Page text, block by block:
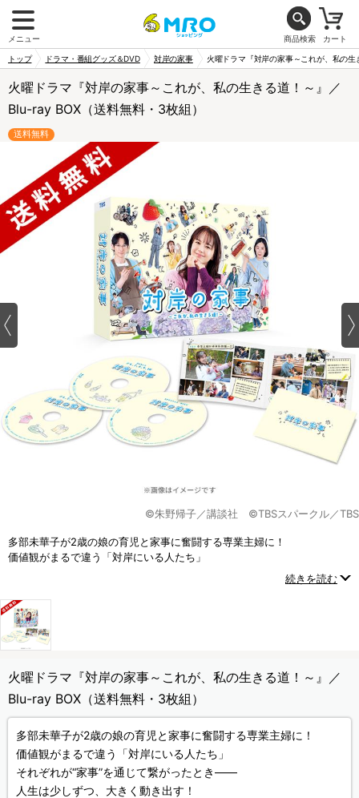
メニュー 商品検索 カート
トップ ドラマ・番組グッズ＆DVD 対岸の家事 火曜ドラマ『対岸の家事～これが、私の
火曜ドラマ『対岸の家事～これが、私の生きる道！～』／
Blu-ray BOX（送料無料・3枚組）
送料無料
©朱野帰子／講談社 ©TBSスパークル／TBS
多部未華子が2歳の娘の育児と家事に奮闘する専業主婦に！
価値観がまるで違う「対岸にいる人たち」
続きを読む
火曜ドラマ『対岸の家事～これが、私の生きる道！～』／
Blu-ray BOX（送料無料・3枚組）
多部未華子が2歳の娘の育児と家事に奮闘する専業主婦に！
価値観がまるで違う「対岸にいる人たち」
それぞれが“家事”を通じて繋がったとき――
人生は少しずつ、大きく動き出す！